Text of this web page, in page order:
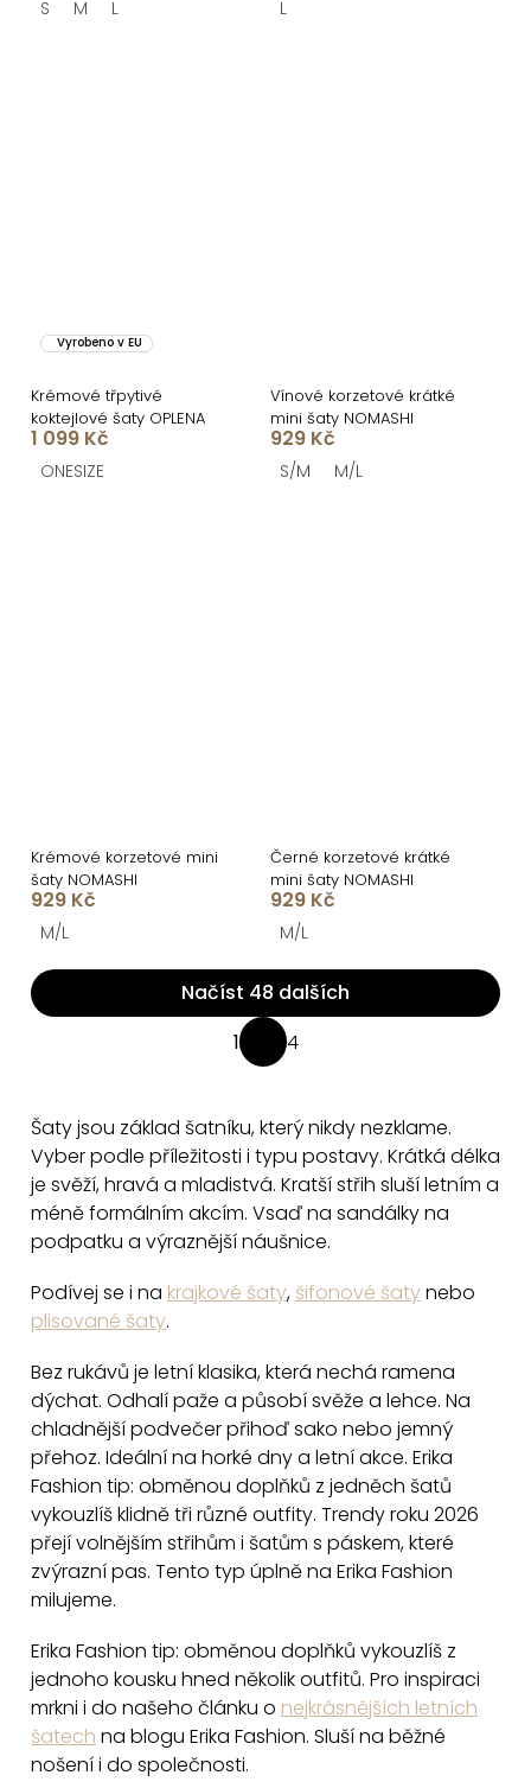
S M L L
Vyrobeno v EU
Krémové třpytivé
koktejlové šaty OPLENA
1 099 Kč
ONESIZE
Vínové korzetové krátké
mini šaty NOMASHI
929 Kč
S/M M/L
Krémové korzetové mini
šaty NOMASHI
929 Kč
M/L
Černé korzetové krátké
mini šaty NOMASHI
929 Kč
M/L
O
v
á
d
a
c
í
p
r
k
y
v
ý
p
i
s
u
Načíst 48 dalších
á
n
k
o
v
n
1 4
Šaty jsou základ šatníku, který nikdy nezklame.
Vyber podle příležitosti i typu postavy. Krátká délka
je svěží, hravá a mladistvá. Kratší střih sluší letním a
méně formálním akcím. Vsaď na sandálky na
podpatku a výraznější náušnice.
Podívej se i na krajkové šaty, šifonové šatynebo
plisované šaty.
Bez rukávů je letní klasika, která nechá ramena
dýchat. Odhalí paže a působí svěže a lehce. Na
chladnější podvečer přihoď sako nebo jemný
přehoz. Ideální na horké dny a letní akce. Erika
Fashion tip: obměnou doplňků z jedněch šatů
vykouzlíš klidně tři různé outfity. Trendy roku 2026
přejí volnějším střihům i šatům s páskem, které
zvýrazní pas. Tento typ úplně na Erika Fashion
milujeme.
Erika Fashion tip: obměnou doplňků vykouzlíš z
jednoho kousku hned několik outfitů. Pro inspiraci
mrkni i do našeho článku o nejkrásnějších letních
šatech na blogu Erika Fashion. Sluší na běžné
nošení i do společnosti.